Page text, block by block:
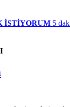
İSTİYORUM 5